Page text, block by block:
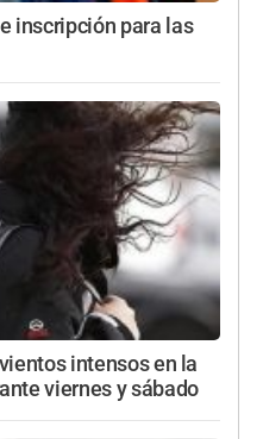
inscripción para las
intensos en la
viernes y sábado